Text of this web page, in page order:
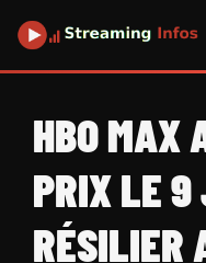
Aller
au
contenu
HBO MAX
PRIX LE
RÉSILIER